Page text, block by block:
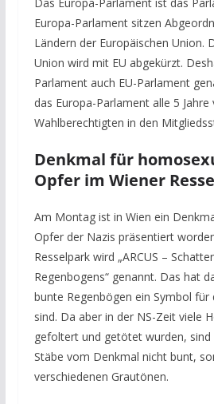
Europa-Parlament sitzen
Ländern der Europäischen Union.
Union wird mit EU abgekürzt.
Parlament auch EU-Parlament
das Europa-Parlament alle 5 Jahre
Wahlberechtigten in den
Denkmal für
Opfer im Wiener
Am Montag ist in Wien ein
Opfer der Nazis präsentiert
Resselpark wird „ARCUS –
Regenbogens“ genannt. Das hat
bunte Regenbögen ein Symbol für
sind. Da aber in der NS-Zeit viele
gefoltert und getötet wurden, sind
Stäbe vom Denkmal nicht bunt,
verschiedenen Grautönen.